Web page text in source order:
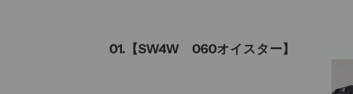
01.【SW4W 060オイスター】